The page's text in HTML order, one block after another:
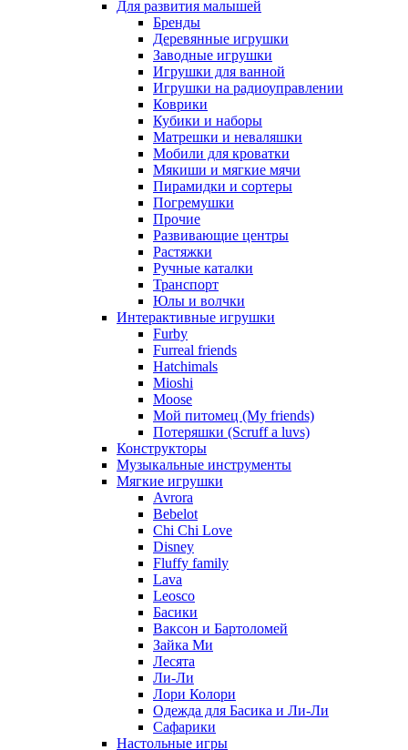
Для развития малышей
Бренды
Деревянные игрушки
Заводные игрушки
Игрушки для ванной
Игрушки на радиоуправлении
Коврики
Кубики и наборы
Матрешки и неваляшки
Мобили для кроватки
Мякиши и мягкие мячи
Пирамидки и сортеры
Погремушки
Прочие
Развивающие центры
Растяжки
Ручные каталки
Транспорт
Юлы и волчки
Интерактивные игрушки
Furby
Furreal friends
Hatchimals
Mioshi
Moose
Мой питомец (My friends)
Потеряшки (Scruff a luvs)
Конструкторы
Музыкальные инструменты
Мягкие игрушки
Avrora
Bebelot
Chi Chi Love
Disney
Fluffy family
Lava
Leosco
Басики
Ваксон и Бартоломей
Зайка Ми
Лесята
Ли-Ли
Лори Колори
Одежда для Басика и Ли-Ли
Сафарики
Настольные игры